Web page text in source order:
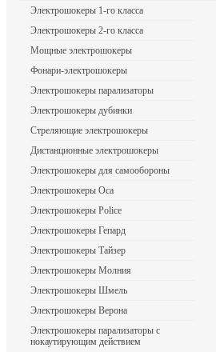
Электрошокеры 1-го класса
Электрошокеры 2-го класса
Мощные электрошокеры
Фонари-электрошокеры
Электрошокеры парализаторы
Электрошокеры дубинки
Стреляющие электрошокеры
Дистанционные электрошокеры
Электрошокеры для самообороны
Электрошокеры Оса
Электрошокеры Police
Электрошокеры Гепард
Электрошокеры Тайзер
Электрошокеры Молния
Электрошокеры Шмель
Электрошокеры Верона
Электрошокеры парализаторы с
нокаутирующим действием